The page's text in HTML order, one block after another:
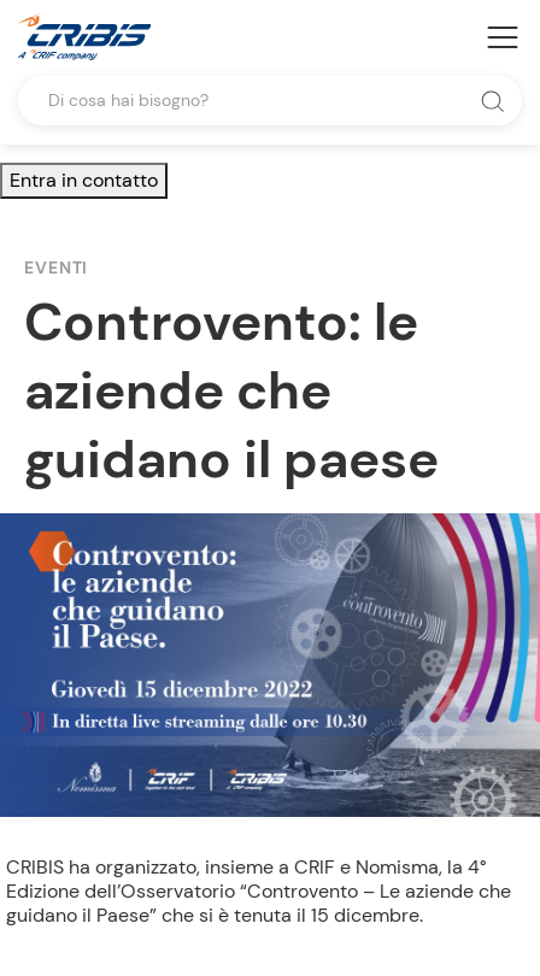
Entra in contatto
EVENTI
Controvento: le
aziende che
guidano il paese
CRIBIS ha organizzato, insieme a CRIF e Nomisma, la 4°
Edizione dell’Osservatorio “Controvento – Le aziende che
guidano il Paese” che si è tenuta il 15 dicembre.